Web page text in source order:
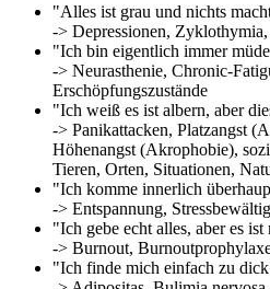
"Alles ist grau und nichts
-> Depressionen,
"Ich bin eigentlich immer
-> Neurasthenie, Chronic-
Erschöpfungszustände
"Ich weiß es ist albern, aber
-> Panikattacken, Platzangst
Höhenangst (Akrophobie),
Tieren, Orten, Situationen,
"Ich komme innerlich
-> Entspannung,
"Ich gebe echt alles, aber es
-> Burnout,
"Ich finde mich einfach zu